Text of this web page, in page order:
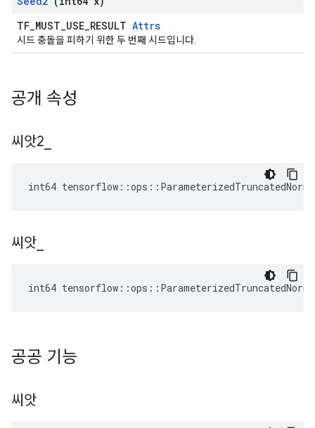
TF_MUST_USE_RESULT Attrs
시드 충돌을 피하기 위한 두 번째 시드입니다.
공개 속성
씨앗2
int64
씨앗
int64
공공 기능
씨앗